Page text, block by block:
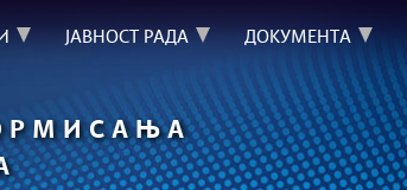
ЈАВНОСТ РАДА ДОКУМЕНТА